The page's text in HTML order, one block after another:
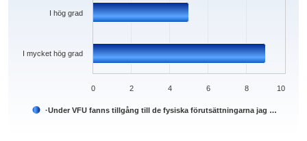
·Under VFU fanns tillgång till de fysiska förutsättningarna jag …
I mycket hög grad
I hög grad
0 2 4 6 8 10